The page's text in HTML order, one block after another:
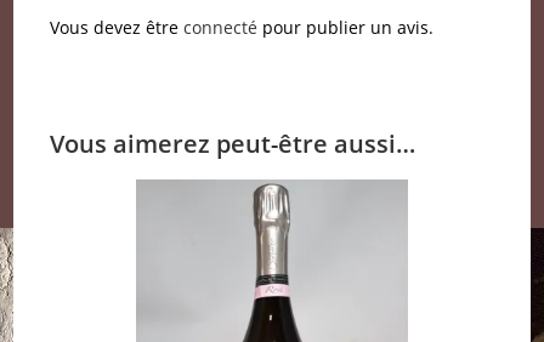
Vous devez êtreconnecté pour publier un avis.
Vous aimerez peut-être aussi…